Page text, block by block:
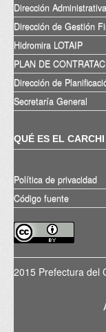
Dirección Administrativa
Dirección de Gestión
Hidromira LOTAIP
PLAN DE
Dirección de
Secretaría General
QUÉ ES EL CARCHI
Política de privacidad
Código fuente
2015 Prefectura del